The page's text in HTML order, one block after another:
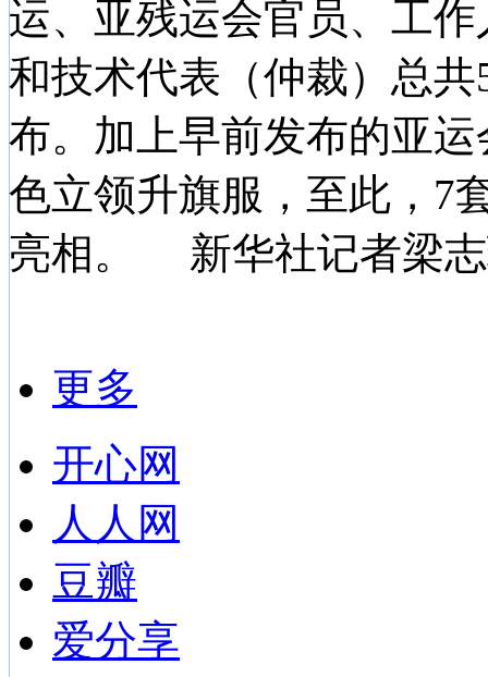
运、亚残运会官员、工
和技术代表（仲裁）总
布。加上早前发布的亚
色立领升旗服，至此，7
亮相。 新华社记者梁
更多
开心网
人人网
豆瓣
爱分享